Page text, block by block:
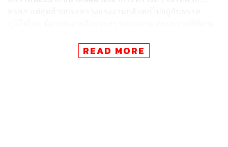
นโยบายเกี่ยวกับแรงงานที่ชัดเจน” ศิริโรจน์กล่าว
READ MORE